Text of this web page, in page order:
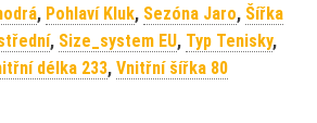
, Pohlaví Kluk, Sezóna Jaro, Šířka
, Size_system EU, Typ Tenisky,
délka 233, Vnitřní šířka 80